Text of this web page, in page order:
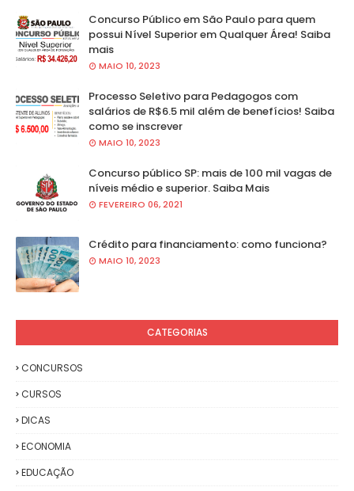
Concurso Público em São Paulo para quem
possui Nível Superior em Qualquer Área! Saiba
mais
MAIO 10, 2023
Processo Seletivo para Pedagogos com
salários de R$6.5 mil além de benefícios! Saiba
como se inscrever
MAIO 10, 2023
Concurso público SP: mais de 100 mil vagas de
níveis médio e superior. Saiba Mais
FEVEREIRO 06, 2021
Crédito para financiamento: como funciona?
MAIO 10, 2023
CATEGORIAS
CONCURSOS
CURSOS
DICAS
ECONOMIA
EDUCAÇÃO